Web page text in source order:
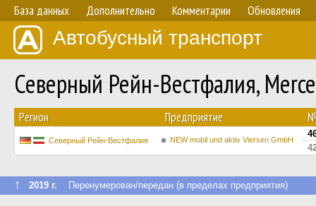
База данных Дополнительно Комментарии Обновления
Автобусный транспорт
Северный Рейн-Вестфалия,
Регион Предприятие
Северный Рейн-Вестфалия NEW mobil und aktiv Viersen GmbH
↑ 2019 г. Перенумерован/передан (в пределах предприятия)